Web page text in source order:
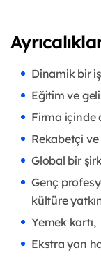
Dinamik bir
Eğitim ve
Firma içinde
Rekabetçi
Global bir
Genç
kültüre
Yemek kartı,
Ekstra yan